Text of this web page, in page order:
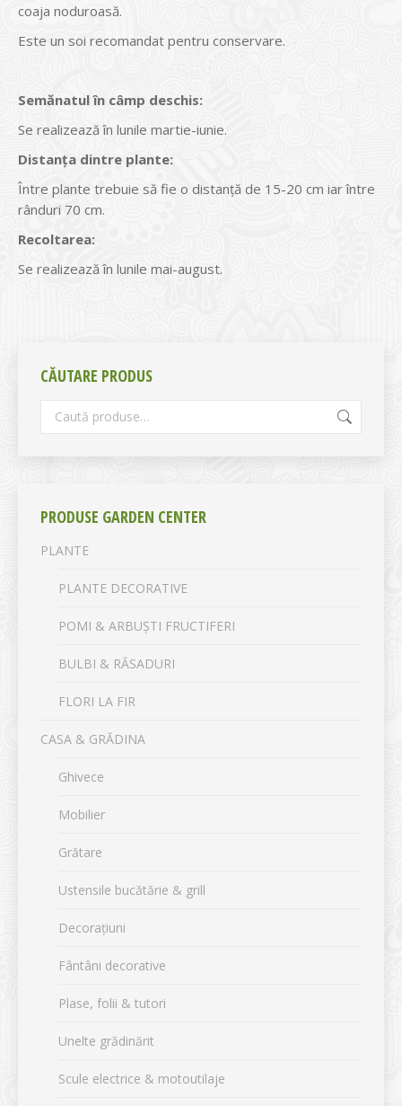
coaja noduroasă.
Este un soi recomandat pentru conservare.
Semănatulîn câmp deschis:
Se realizează în lunile martie-iunie.
Distanţa dintre plante:
Între plante trebuie să fie o distanţă de 15-20 cm iar între
rânduri 70 cm.
Recoltarea:
Se realizează în lunile mai-august.
CĂUTARE PRODUS
PRODUSE GARDEN CENTER
PLANTE
PLANTE DECORATIVE
POMI & ARBUȘTI FRUCTIFERI
BULBI & RĂSADURI
FLORI LA FIR
CASA & GRĂDINA
Ghivece
Mobilier
Grătare
Ustensile bucătărie & grill
Decorațiuni
Fântâni decorative
Plase, folii & tutori
Unelte grădinărit
Scule electrice & motoutilaje